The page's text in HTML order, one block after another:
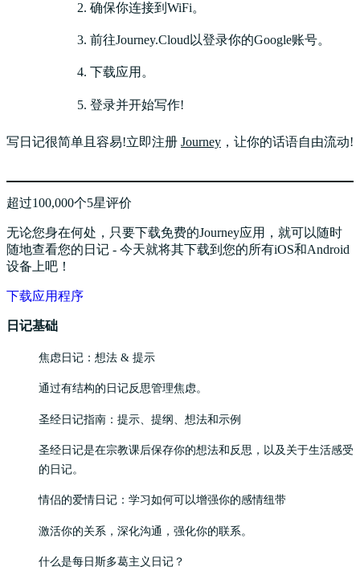
确保你连接到WiFi。
前往Journey.Cloud以登录你的Google账号。
下载应用。
登录并开始写作!
写日记很简单且容易!立即注册 Journey ，让你的话语自由流动!
超过100,000个5星评价
无论您身在何处，只要下载免费的Journey应用，就可以随时
随地查看您的日记 - 今天就将其下载到您的所有iOS和Android
设备上吧！
下载应用程序
日记基础
焦虑日记：想法 & 提示
通过有结构的日记反思管理焦虑。
圣经日记指南：提示、提纲、想法和示例
圣经日记是在宗教课后保存你的想法和反思，以及关于生活感受
的日记。
情侣的爱情日记：学习如何可以增强你的感情纽带
激活你的关系，深化沟通，强化你的联系。
什么是每日斯多葛主义日记？